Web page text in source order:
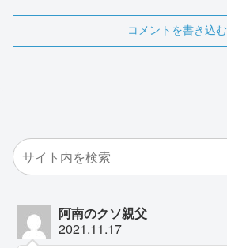
コメントを書き込む
阿南のクソ親父
2021.11.17